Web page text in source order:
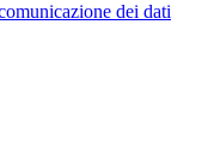
dei dati